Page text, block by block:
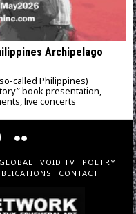
Archipelago
called Philippines)
book presentation,
live concerts
GLOBAL VOID TV
POETRY
CONTACT